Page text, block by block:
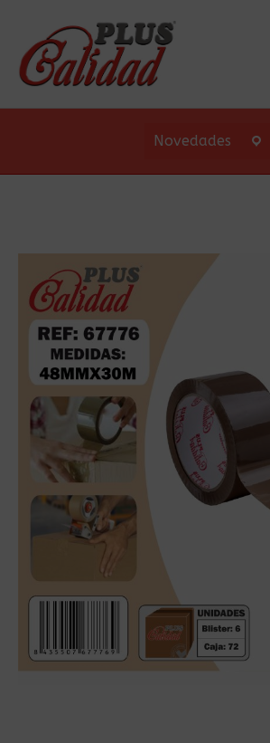
Novedades